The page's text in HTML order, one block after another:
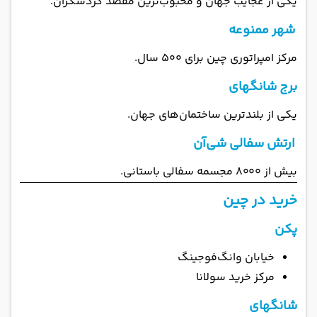
شهر ممنوعه
مرکز امپراتوری چین برای ۵۰۰ سال.
برج شانگهای
یکی از بلندترین ساختمان‌های جهان.
ارتش سفالی شی‌آن
بیش از ۸۰۰۰ مجسمه سفالی باستانی.
خرید در چین
پکن
خیابان وانگ‌فوجینگ
مرکز خرید سولانا
شانگهای